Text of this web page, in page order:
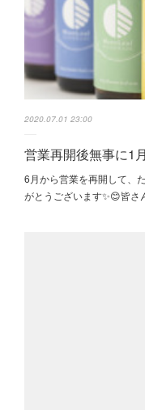
2020.07.01 23:00
営業再開後無事に1
6月から営業を再開して、
がとうございます✨😊皆